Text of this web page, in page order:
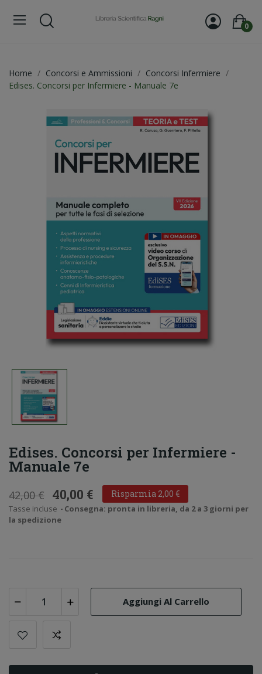
0
Home Concorsi e Ammissioni
Concorsi Infermiere
Edises. Concorsi per Infermiere - Manuale 7e
Edises. Concorsi per Infermiere -
Manuale 7e
42,00 € 40,00 € Risparmia 2,00 €
Tasse incluse
Consegna: pronta in libreria, da 2 a 3 giorni per
la spedizione
Aggiungi Al Carrello